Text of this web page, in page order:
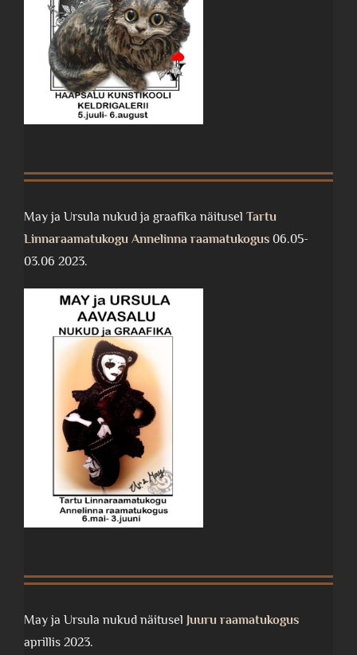
May ja Ursula nukud ja graafika näitusel Tartu
Linnaraamatukogu Annelinna raamatukogus 06.05-
03.06 2023.
May ja Ursula nukud näitusel Juuru raamatukogus
aprillis 2023.